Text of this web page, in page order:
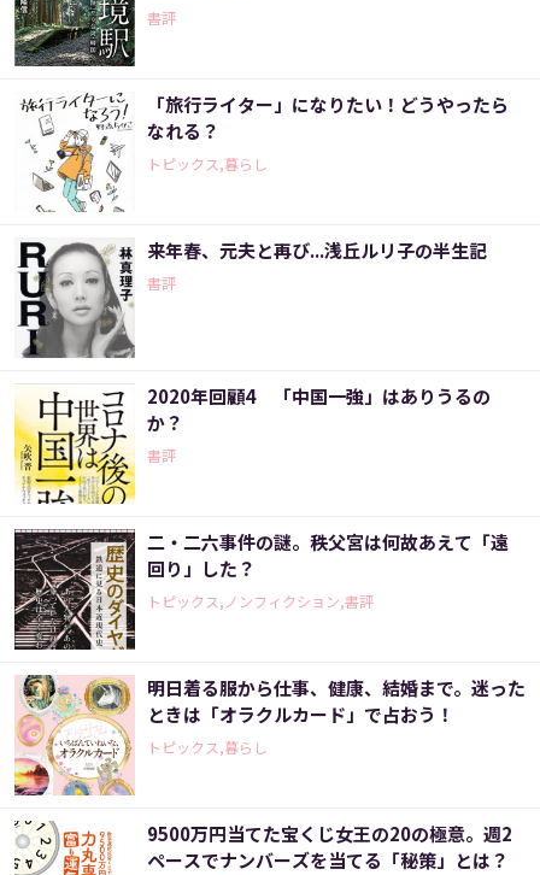
書評
「旅行ライター」になりたい！どうやったら
なれる？
トピックス,暮らし
来年春、元夫と再び...浅丘ルリ子の半生記
書評
2020年回顧4 「中国一強」はありうるの
か？
書評
二・二六事件の謎。秩父宮は何故あえて「遠
回り」した？
トピックス,ノンフィクション,書評
明日着る服から仕事、健康、結婚まで。迷った
ときは「オラクルカード」で占おう！
トピックス,暮らし
9500万円当てた宝くじ女王の20の極意。週2
ペースでナンバーズを当てる「秘策」とは？